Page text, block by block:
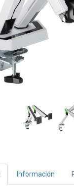
Información